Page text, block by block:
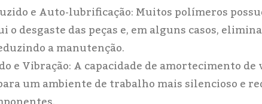
e Auto-lubrificação: Muitos polímeros
o desgaste das peças e, em alguns casos,
a manutenção.
e Vibração: A capacidade de amortecimento
um ambiente de trabalho mais silencioso e